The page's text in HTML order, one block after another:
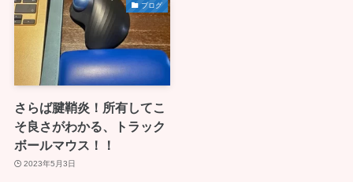
ブログ
さらば腱鞘炎！所有してこ
そ良さがわかる、トラック
ボールマウス！！
2023年5月3日